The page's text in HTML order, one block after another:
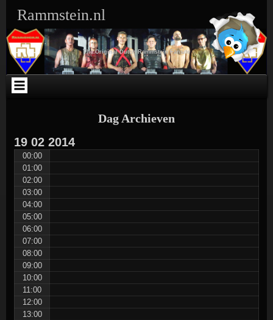
inhoud
WEBLIZAR_FACEBOOK_LIKEBOX-
Rammstein.nl
The Original Dutch Rammstein Fansite
Dag Archieven
19 02 2014
00:00
01:00
02:00
03:00
04:00
05:00
06:00
07:00
08:00
09:00
10:00
11:00
12:00
13:00